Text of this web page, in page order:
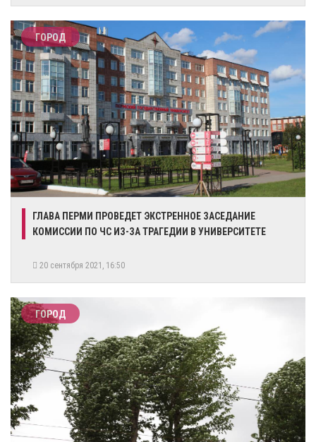
ГОРОД
ГЛАВА ПЕРМИ ПРОВЕДЕТ ЭКСТРЕННОЕ ЗАСЕДАНИЕ
КОМИССИИ ПО ЧС ИЗ-ЗА ТРАГЕДИИ В УНИВЕРСИТЕТЕ
20 сентября 2021, 16:50
ГОРОД